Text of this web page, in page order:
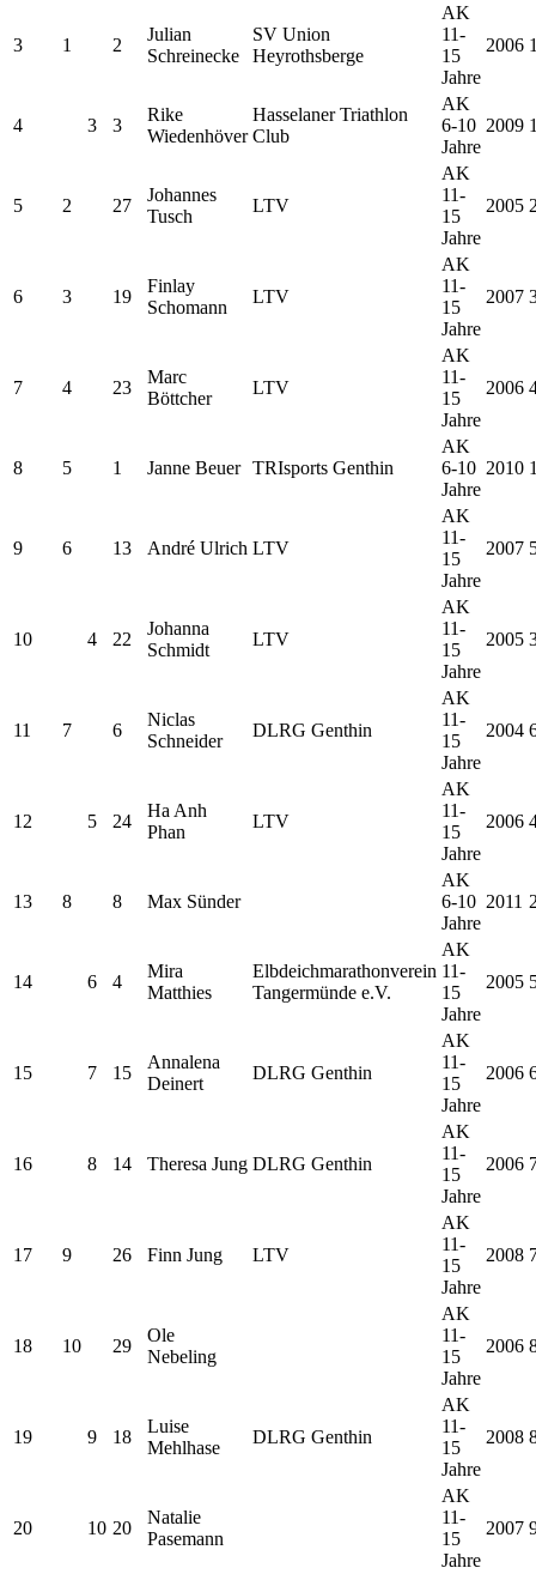
3 1 2
Julian
Schreinecke
SV Union
Heyrothsberge
AK
11-
15
Jahre
2006
4 3 3
Rike
Wiedenhöver
Hasselaner Triathlon
Club
AK
6-10
Jahre
2009
5 2 27
Johannes
Tusch
LTV
AK
11-
15
Jahre
2005
6 3 19
Finlay
Schomann
LTV
AK
11-
15
Jahre
2007
7 4 23
Marc
Böttcher
LTV
AK
11-
15
Jahre
2006
8 5 1 Janne Beuer TRIsports Genthin
AK
6-10
Jahre
2010
9 6 13 André Ulrich LTV
AK
11-
15
Jahre
2007
10 4 22
Johanna
Schmidt
LTV
AK
11-
15
Jahre
2005
11 7 6
Niclas
Schneider
DLRG Genthin
AK
11-
15
Jahre
2004
12 5 24
Ha Anh
Phan
LTV
AK
11-
15
Jahre
2006
13 8 8 Max Sünder
AK
6-10
Jahre
2011
14 6 4
Mira
Matthies
Elbdeichmarathonverein
Tangermünde e.V.
AK
11-
15
Jahre
2005
15 7 15
Annalena
Deinert
DLRG Genthin
AK
11-
15
Jahre
2006
16 8 14 Theresa Jung DLRG Genthin
AK
11-
15
Jahre
2006
17 9 26 Finn Jung LTV
AK
11-
15
Jahre
2008
18 10 29
Ole
Nebeling
AK
11-
15
Jahre
2006
19 9 18
Luise
Mehlhase
DLRG Genthin
AK
11-
15
Jahre
2008
20 10 20
Natalie
Pasemann
AK
11-
15
Jahre
2007